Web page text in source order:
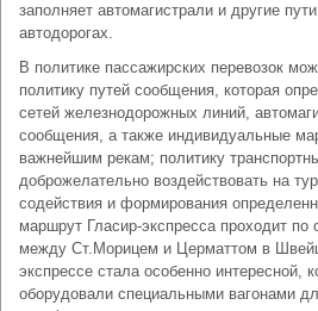
заполняет автомагистрали и другие
автодорогах.
В политике пассажирских перевозок
политику путей сообщения, которая
сетей железнодорожных линий,
сообщения, а также индивидуальные
важнейшим рекам; политику
доброжелательно воздействовать на
содействия и формирования
маршрут Гласир-экспресса проходит по
между Ст.Морицем и Церматтом в
экспрессе стала особенно интересной,
оборудовали специальными вагонами